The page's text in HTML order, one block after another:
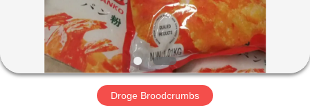
OVER
FABRIEKSTOUR
Droge Broodcrumbs